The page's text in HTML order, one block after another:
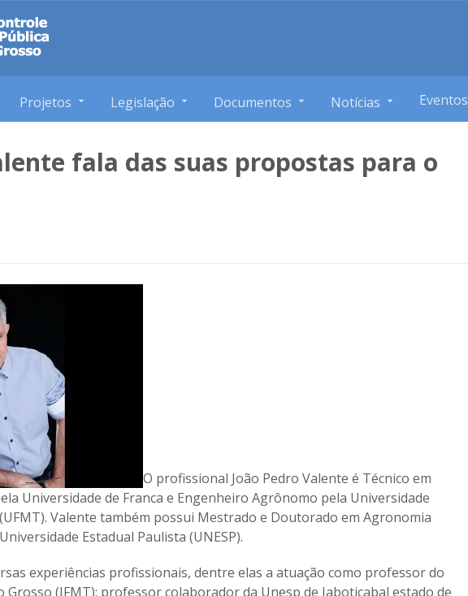
Projetos Legislação Documentos Notícias Eventos
fala das suas propostas para o
O profissional João Pedro Valente é Técnico em
Universidade de Franca e Engenheiro Agrônomo pela Universidade
Valente também possui Mestrado e Doutorado em Agronomia
Estadual Paulista (UNESP).
experiências profissionais, dentre elas a atuação como professor do
(IFMT); professor colaborador da Unesp de Jaboticabal estado de